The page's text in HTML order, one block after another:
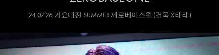
24.07.26 가요대전 SUMMER 제로베이스원 (건욱 X 태래)